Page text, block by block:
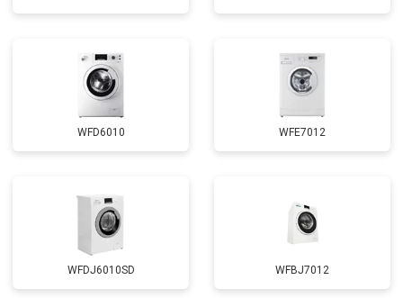
Замена УБЛ от 2100 ₽
Замена приводного ремня
WFD6010 WFE7012
WFDJ6010SD WFBJ7012